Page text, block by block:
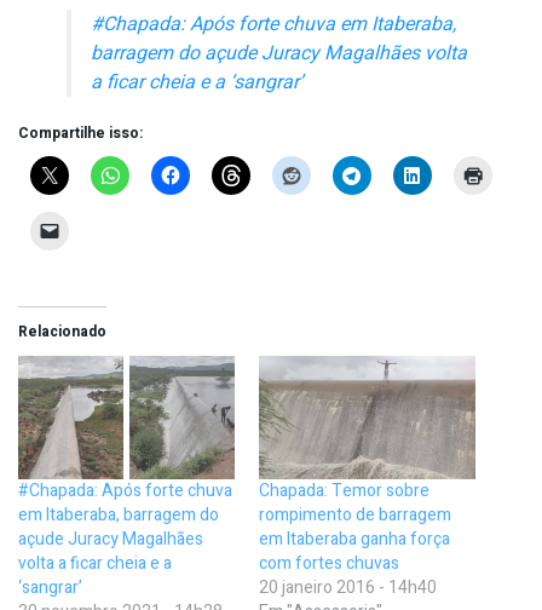
#Chapada: Após forte chuva em Itaberaba,
barragem do açude Juracy Magalhães volta
a ficar cheia e a ‘sangrar’
Compartilhe isso:
Relacionado
#Chapada: Após forte chuva
em Itaberaba, barragem do
açude Juracy Magalhães
volta a ficar cheia e a
‘sangrar’
Chapada: Temor sobre
rompimento de barragem
em Itaberaba ganha força
com fortes chuvas
20 janeiro 2016 - 14h40